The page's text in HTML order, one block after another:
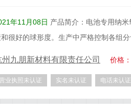
年11月08日 产品简介：电池专用纳
很好的球形度。生产中严格控制各组
州九朋新材料有限责任公司 价格
业执照未认证 实名未认证 电话未认证